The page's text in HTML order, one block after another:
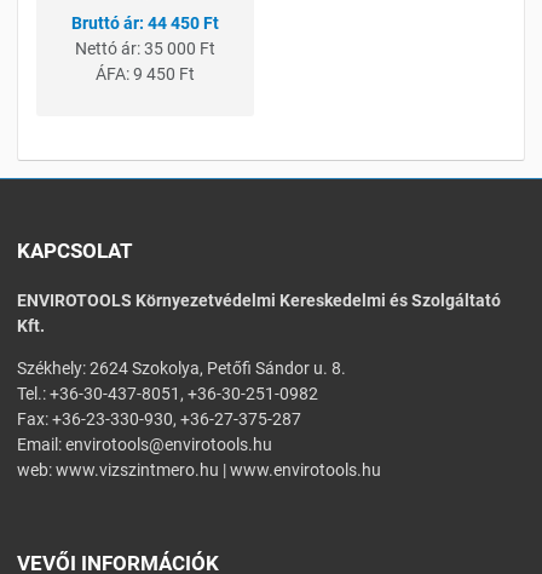
44 450 Ft
Nettó ár:35 000 Ft
ÁFA:9 450 Ft
KAPCSOLAT
ENVIROTOOLS Környezetvédelmi Kereskedelmi és Szolgáltató
Kft.
Székhely: 2624 Szokolya, Petőfi Sándor u. 8.
Tel.: +36-30-437-8051, +36-30-251-0982
Fax: +36-23-330-930, +36-27-375-287
Email:envirotools@envirotools.hu
web:www.vizszintmero.hu |www.envirotools.hu
VEVŐI INFORMÁCIÓK